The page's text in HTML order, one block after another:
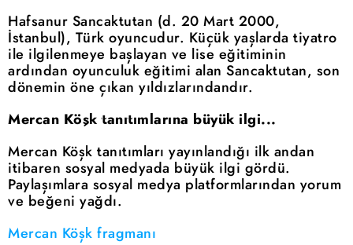
Hafsanur Sancaktutan (d. 20 Mart 2000,
İstanbul), Türk oyuncudur. Küçük yaşlarda tiyatro
ile ilgilenmeye başlayan ve lise eğitiminin
ardından oyunculuk eğitimi alan Sancaktutan, son
dönemin öne çıkan yıldızlarındandır.
Mercan Köşk tanıtımlarına büyük ilgi...
Mercan Köşk tanıtımları yayınlandığı ilk andan
itibaren sosyal medyada büyük ilgi gördü.
Paylaşımlara sosyal medya platformlarından yorum
ve beğeni yağdı.
Mercan Köşk fragmanı